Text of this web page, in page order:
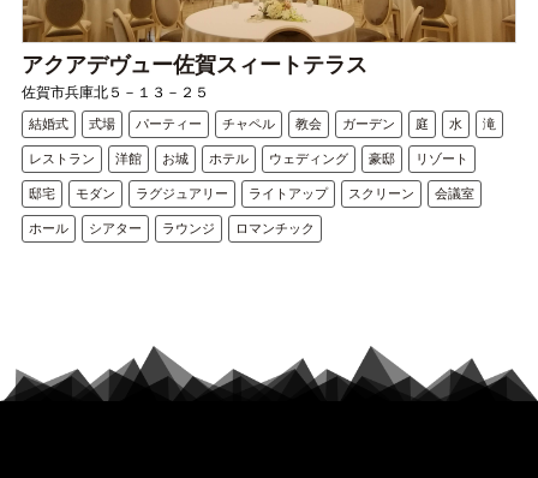
アクアデヴュー佐賀スィートテラス
佐賀市兵庫北５－１３－２５
結婚式 式場 パーティー チャペル 教会 ガーデン 庭 水 滝
レストラン 洋館 お城 ホテル ウェディング 豪邸 リゾート
邸宅 モダン ラグジュアリー ライトアップ スクリーン 会議室
ホール シアター ラウンジ ロマンチック